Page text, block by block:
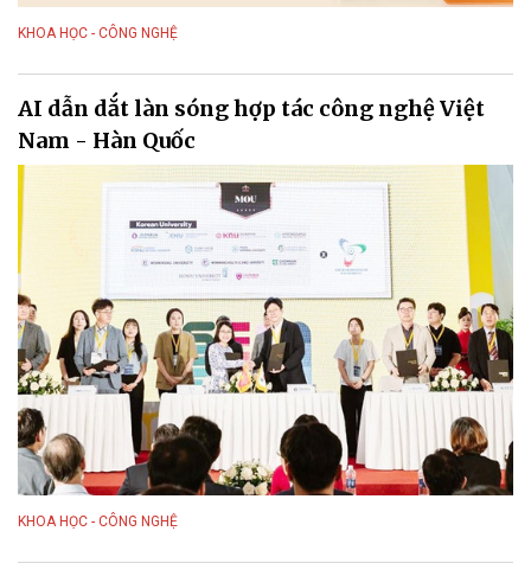
KHOA HỌC - CÔNG NGHỆ
AI dẫn dắt làn sóng hợp tác công nghệ Việt
Nam - Hàn Quốc
KHOA HỌC - CÔNG NGHỆ